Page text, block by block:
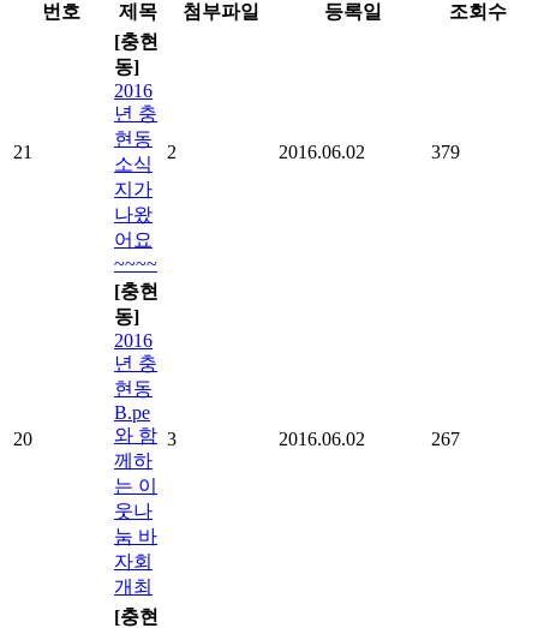
번호 제목 첨부파일 등록일 조회수
21
[충현
동]
2016
년 충
현동
소식
지가
나왔
어요
~~~~
2 2016.06.02 379
20
[충현
동]
2016
년 충
현동
B.pe
와 함
께하
는 이
웃나
눔 바
자회
개최
3 2016.06.02 267
[충현